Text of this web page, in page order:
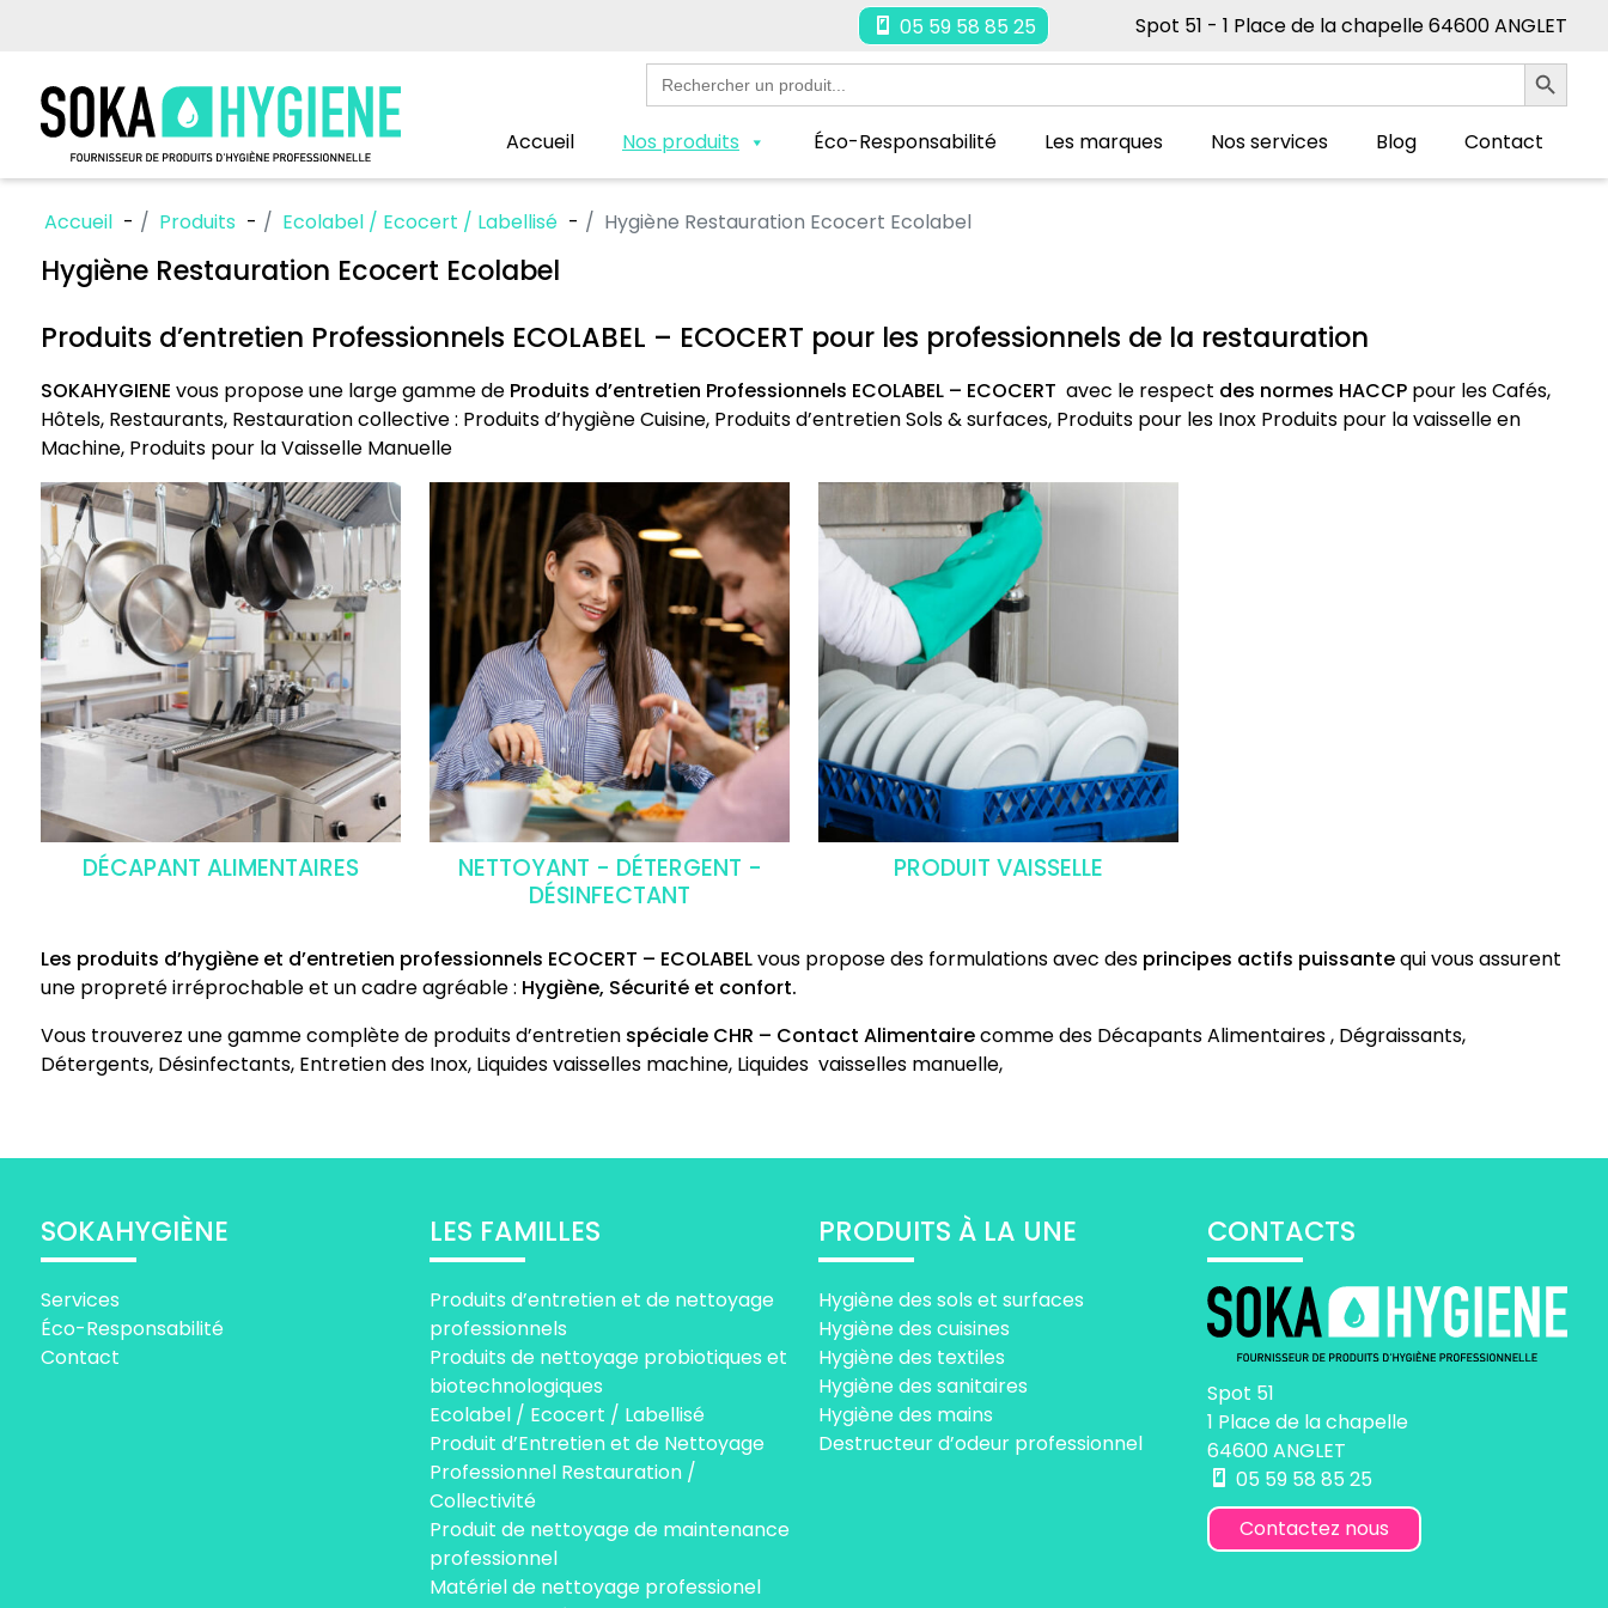
05 59 58 85 25
Spot 51 - 1 Place de la chapelle 64600 ANGLET
Search
for:
Search Button
Accueil Nos produits Éco-Responsabilité Les marques Nos services Blog Contact
Accueil Produits Ecolabel / Ecocert / Labellisé Hygiène Restauration Ecocert Ecolabel
Hygiène Restauration Ecocert Ecolabel
Produits d’entretien Professionnels ECOLABEL – ECOCERT pour les professionnels de la restauration
SOKAHYGIENE vous propose une large gamme de Produits d’entretien Professionnels ECOLABEL – ECOCERT avec le respect des normes HACCP pour les Cafés,
Hôtels, Restaurants, Restauration collective : Produits d’hygiène Cuisine, Produits d’entretien Sols & surfaces, Produits pour les Inox Produits pour la vaisselle en
Machine, Produits pour la Vaisselle Manuelle
DÉCAPANT ALIMENTAIRES
NETTOYANT - DÉTERGENT -
DÉSINFECTANT
PRODUIT VAISSELLE
Les produits d’hygiène et d’entretien professionnels ECOCERT – ECOLABELvous propose des formulations avec des principes actifs puissantequi vous assurent
une propreté irréprochable et un cadre agréable : Hygiène, Sécurité et confort.
Vous trouverez une gamme complète de produits d’entretien spéciale CHR – Contact Alimentairecomme des Décapants Alimentaires , Dégraissants,
Détergents, Désinfectants, Entretien des Inox, Liquides vaisselles machine, Liquides vaisselles manuelle,
SOKAHYGIÈNE
Services
Éco-Responsabilité
Contact
LES FAMILLES
Produits d’entretien et de nettoyage
professionnels
Produits de nettoyage probiotiques et
biotechnologiques
Ecolabel / Ecocert / Labellisé
Produit d’Entretien et de Nettoyage
Professionnel Restauration /
Collectivité
Produit de nettoyage de maintenance
professionnel
Matériel de nettoyage professionel
PRODUITS À LA UNE
Hygiène des sols et surfaces
Hygiène des cuisines
Hygiène des textiles
Hygiène des sanitaires
Hygiène des mains
Destructeur d’odeur professionnel
CONTACTS
Spot 51
1 Place de la chapelle
64600 ANGLET
05 59 58 85 25
Contactez nous